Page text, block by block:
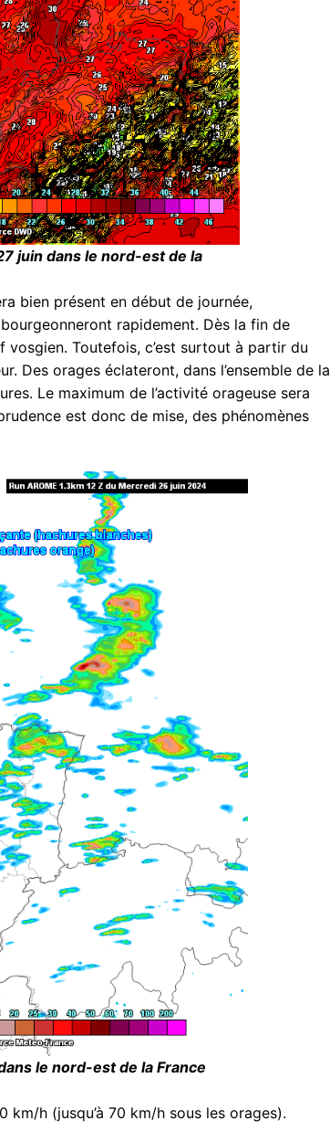
juin dans le nord-est de la
bien présent en début de journée,
rapidement. Dès la fin de
vosgien. Toutefois, c’est surtout à partir du
Des orages éclateront, dans l’ensemble de la
Le maximum de l’activité orageuse sera
est donc de mise, des phénomènes
le nord-est de la France
h (jusqu’à 70 km/h sous les orages).